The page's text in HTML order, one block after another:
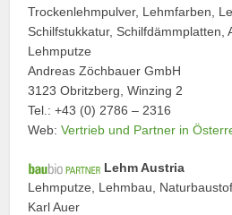
Trockenlehmpulver, Lehmfarben,
Schilfstukkatur, Schilfdämmplatten,
Lehmputze
Andreas Zöchbauer GmbH
3123 Obritzberg, Winzing 2
Tel.: +43 (0) 2786 – 2316
Web:Vertrieb und Partner in
Lehm Austria
Lehmputze, Lehmbau,
Karl Auer